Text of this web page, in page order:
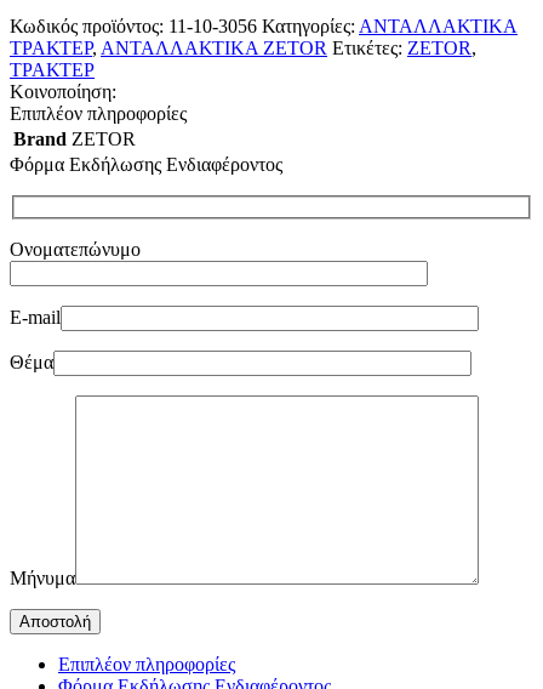
Κωδικός προϊόντος: 11-10-3056 Κατηγορίες: ΑΝΤΑΛΛΑΚΤΙΚΑ
ΤΡΑΚΤΕΡ, ΑΝΤΑΛΛΑΚΤΙΚΑ ZETOR Ετικέτες: ZETOR,
ΤΡΑΚΤΕΡ
Κοινοποίηση:
Επιπλέον πληροφορίες
Brand ZETOR
Φόρμα Εκδήλωσης Ενδιαφέροντος
Ονοματεπώνυμο
E-mail
Θέμα
Μήνυμα
Επιπλέον πληροφορίες